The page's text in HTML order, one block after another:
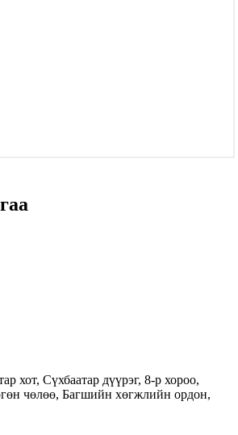
хот, Сүхбаатар дүүрэг, 8-р хороо,
чөлөө, Багшийн хөгжлийн ордон,